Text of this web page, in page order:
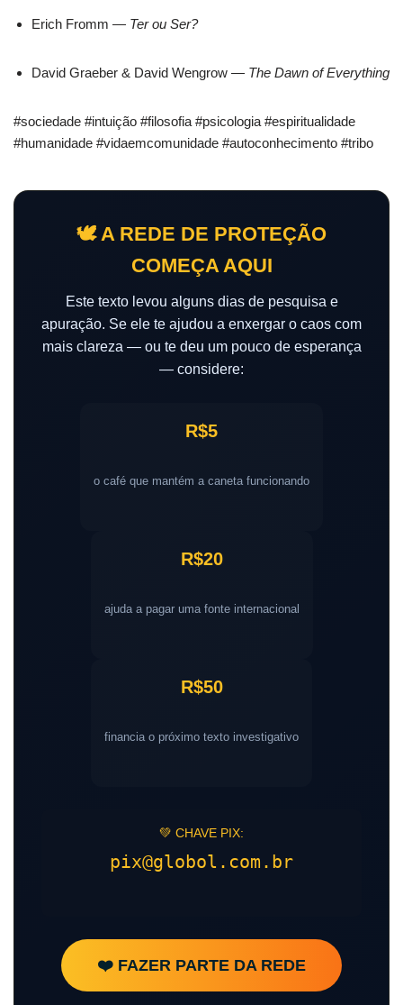
Erich Fromm — Ter ou Ser?
David Graeber & David Wengrow — The Dawn of Everything
#sociedade #intuição #filosofia #psicologia #espiritualidade
#humanidade #vidaemcomunidade #autoconhecimento #tribo
🕊️ A REDE DE PROTEÇÃO
COMEÇA AQUI
Este texto levou alguns dias de pesquisa e
apuração. Se ele te ajudou a enxergar o caos com
mais clareza — ou te deu um pouco de esperança
— considere:
R$5
o café que mantém a caneta funcionando
R$20
ajuda a pagar uma fonte internacional
R$50
financia o próximo texto investigativo
💚 CHAVE PIX:
pix@globol.com.br
❤️ FAZER PARTE DA REDE